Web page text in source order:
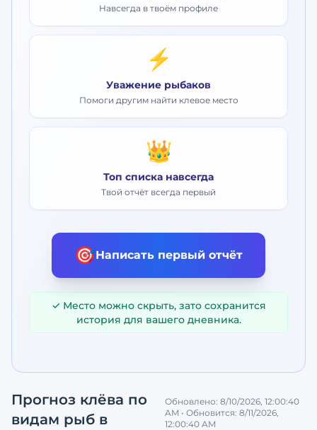
Навсегда в твоём профиле
⚡
Уважение рыбаков
Помоги другим найти клевое место
👑
Топ списка навсегда
Твой отчёт всегда первый
🎯Написать первый отчёт
✓ Место можно скрыть, зато сохранится
история для вашего дневника.
Прогноз клёва по
видам рыб в
Обновлено:8/10/2026, 12:00:40
AM • Обновится:8/11/2026,
12:00:40 AM